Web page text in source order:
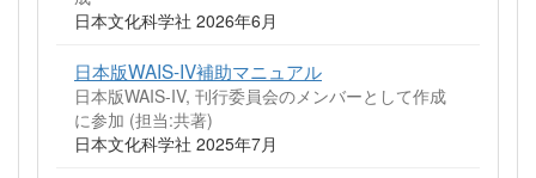
日本文化科学社 2026年6月
日本版WAIS-IV補助マニュアル
日本版WAIS-IV, 刊行委員会のメンバーとして作成
に参加 (担当:共著)
日本文化科学社 2025年7月